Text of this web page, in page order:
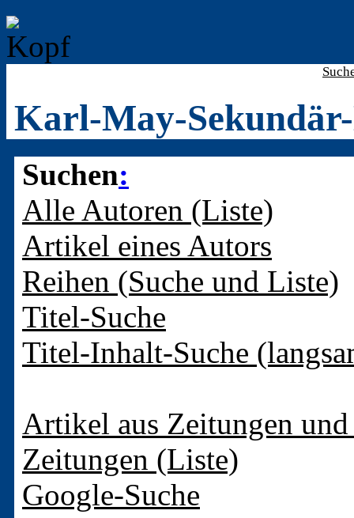
Karl-May-
Suchen:
Alle Autoren (Liste)
Artikel eines Autors
Reihen (Suche und Liste)
Titel-Suche
Titel-Inhalt-Suche
Artikel aus Zeitungen
Zeitungen (Liste)
Google-Suche